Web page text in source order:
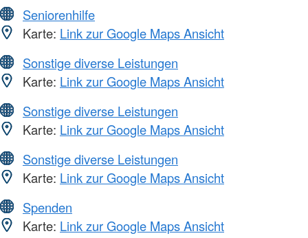
Seniorenhilfe
Karte: Link zur Google Maps Ansicht
Sonstige diverse Leistungen
Karte: Link zur Google Maps Ansicht
Sonstige diverse Leistungen
Karte: Link zur Google Maps Ansicht
Sonstige diverse Leistungen
Karte: Link zur Google Maps Ansicht
Spenden
Karte: Link zur Google Maps Ansicht